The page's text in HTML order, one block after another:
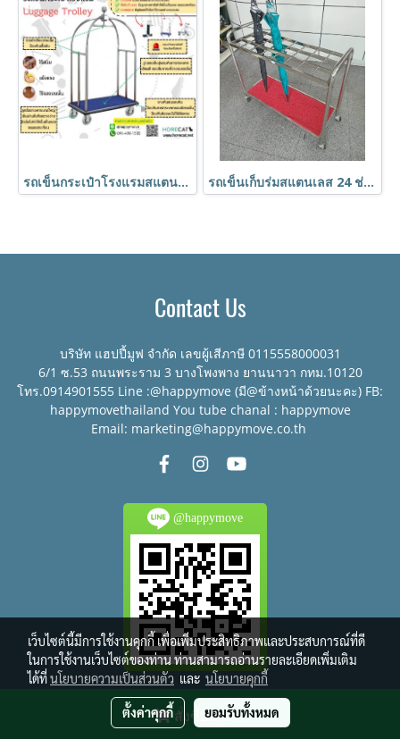
สั่งซื้อสินค้า
รถเข็นกระเป๋าโรงแรมสแตนเลส ทรงกรงนก รถเข็นโรงแรม รถเข็นสแตนเลส รถเข็นกระเป๋าลูกค้า HORECAT code 53472 รถเข็นเก็บร่มสแตนเลส 24 ช่อง HORECAT code 24731
Contact Us
บริษัท แฮปปี้มูฟ จำกัด เลขผู้เสีภาษี 0115558000031
6/1 ซ.53 ถนนพระราม 3 บางโพงพาง ยานนาวา กทม.10120
โทร.0914901555 Line :@happymove (มี@ข้างหน้าด้วยนะคะ) FB:
happymovethailand You tube chanal : happymove
Email: marketing@happymove.co.th
@happymove
© Copyright 2016 All right reserved.
เว็บไซต์นี้มีการใช้งานคุกกี้ เพื่อเพิ่มประสิทธิภาพและประสบการณ์ที่ดี
ในการใช้งานเว็บไซต์ของท่าน ท่านสามารถอ่านรายละเอียดเพิ่มเติม
ได้ที่นโยบายความเป็นส่วนตัว และ นโยบายคุกกี้
ตั้งค่าคุกกี้ ยอมรับทั้งหมด